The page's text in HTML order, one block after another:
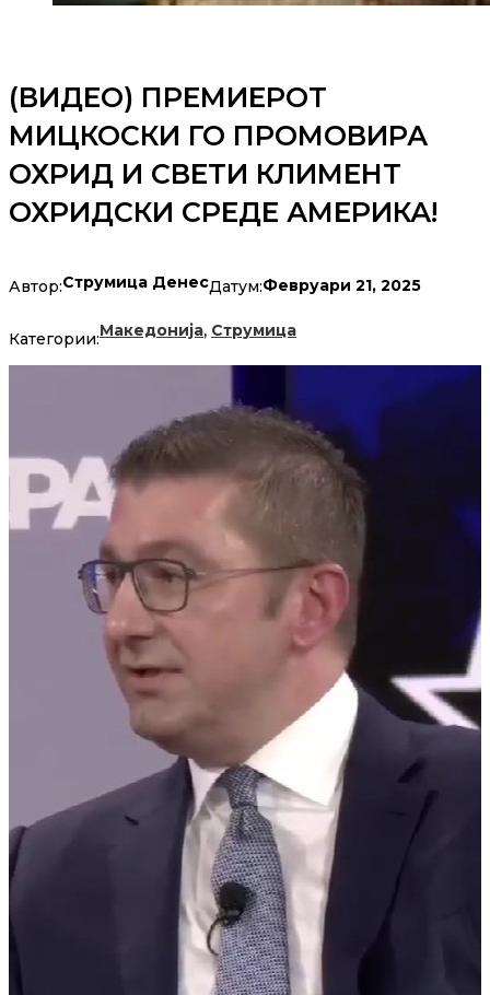
(ВИДЕО) ПРЕМИЕРОТ
МИЦКОСКИ ГО ПРОМОВИРА
ОХРИД И СВЕТИ КЛИМЕНТ
ОХРИДСКИ СРЕДЕ АМЕРИКА!
Автор:Струмица ДенесДатум:Февруари 21, 2025
Категории:Македонија, Струмица